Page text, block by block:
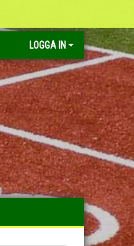
LOGGA IN